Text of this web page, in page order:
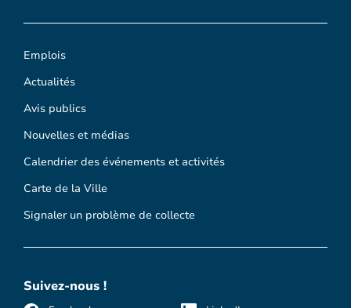
Emplois
Actualités
Avis publics
Nouvelles et médias
Calendrier des événements et activités
Carte de la Ville
Signaler un problème de collecte
Suivez-nous !